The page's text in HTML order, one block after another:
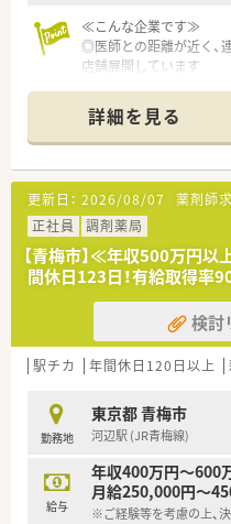
≪こんな企業です≫
◎医師との距離が近く、
店舗展開しています
様々なキャリアパスがあ
◎独立支援制度あり！将
にもおすすめです
詳細を見る
更新日： 2026/08/07 薬剤師
正社員
調剤薬局
【青梅市】≪年収500万円
間休日123日！有給取得率
検討
駅チカ 年間休日120日以上
勤務地
東京都 青梅市
河辺駅 (JR青梅線)
給与
年収400万円～600
月給250,000円～
※ご経験等を考慮の上、決